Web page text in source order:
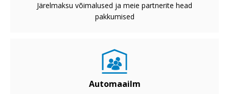
Järelmaksu võimalused ja meie partnerite head
pakkumised
Automaailm